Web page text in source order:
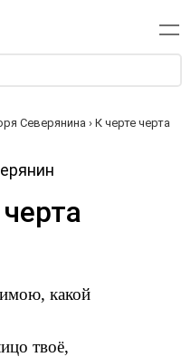
Северянина › К черте черта
какой
твоё,